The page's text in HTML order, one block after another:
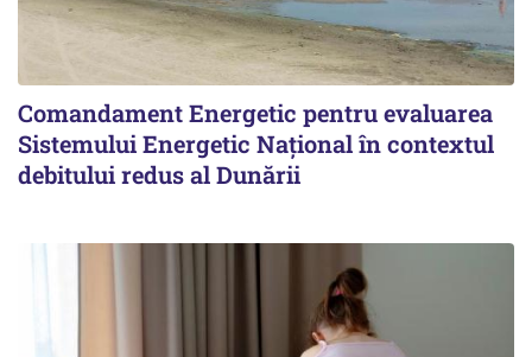
Comandament Energetic pentru evaluarea
Sistemului Energetic Naţional în contextul
debitului redus al Dunării